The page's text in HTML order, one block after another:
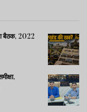
बैठक, 2022